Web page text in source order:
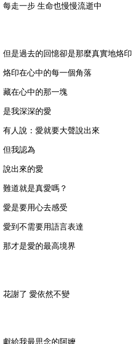
每走一步 生命也慢慢流逝中
但是過去的回憶卻是那麼真實地烙印
烙印在心中的每一個角落
藏在心中的那一塊
是我深深的愛
有人說：愛就要大聲說出來
但我認為
說出來的愛
難道就是真愛嗎？
愛是要用心去感受
愛到不需要用語言表達
那才是愛的最高境界
花謝了 愛依然不變
獻給我最思念的阿嬤